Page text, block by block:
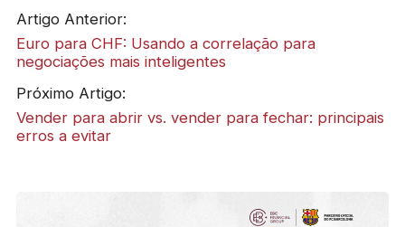
Artigo Anterior:
Euro para CHF: Usando a correlação para
negociações mais inteligentes
Próximo Artigo:
Vender para abrir vs. vender para fechar: principais
erros a evitar